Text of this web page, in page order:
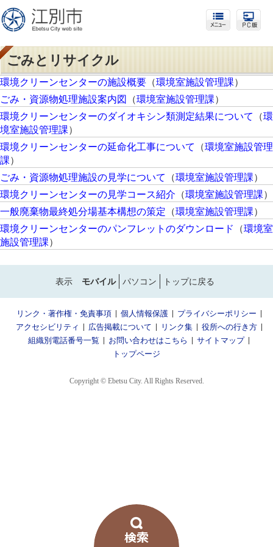
ごみとリサイクル
環境クリーンセンターの施設概要 （環境室施設管理課）
ごみ・資源物処理施設案内図
（環境室施設管理課）
環境クリーンセンターのダイオキシン類測定結果について
（環
境室施設管理課）
環境クリーンセンターの延命化工事について
（環境室施設管理
課）
ごみ・資源物処理施設の見学について
（環境室施設管理課）
環境クリーンセンターの見学コース紹介 （環境室施設管理課）
一般廃棄物最終処分場基本構想の策定 （環境室施設管理課）
環境クリーンセンターのパンフレットのダウンロード
（環境室
施設管理課）
表示 モバイル パソコン トップに戻る
リンク・著作権・免責事項 個人情報保護
プライバシーポリシー
アクセシビリティ
広告掲載について リンク集
役所への行き方
組織別電話番号一覧
お問い合わせはこちら
サイトマップ
トップページ
Copyright © Ebetsu City. All Rights Reserved.